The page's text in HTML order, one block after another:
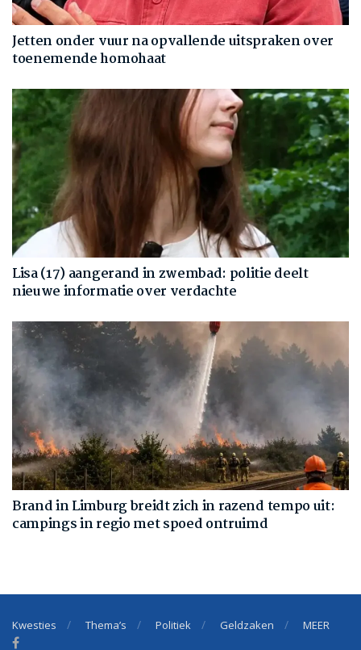
Jetten onder vuur na opvallende uitspraken over
toenemende homohaat
Lisa (17) aangerand in zwembad: politie deelt
nieuwe informatie over verdachte
Brand in Limburg breidt zich in razend tempo uit:
campings in regio met spoed ontruimd
Kwesties Thema’s Politiek Geldzaken MEER